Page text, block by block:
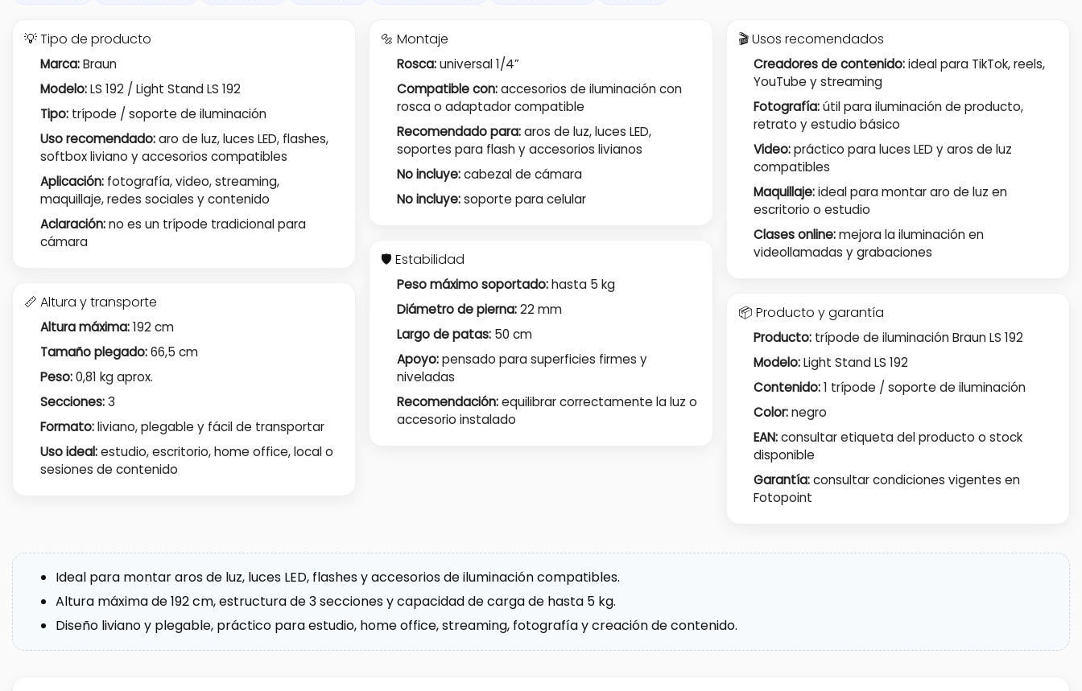
💡 Tipo de producto
Marca:Braun
Modelo:LS 192 / Light Stand LS 192
Tipo:trípode / soporte de iluminación
Uso recomendado:aro de luz, luces LED, flashes,
softbox liviano y accesorios compatibles
Aplicación:fotografía, video, streaming,
maquillaje, redes sociales y contenido
Aclaración:no es un trípode tradicional para
cámara
📏 Altura y transporte
Altura máxima:192 cm
Tamaño plegado:66,5 cm
Peso:0,81 kg aprox.
Secciones:3
Formato:liviano, plegable y fácil de transportar
Uso ideal:estudio, escritorio, home office, local o
sesiones de contenido
🔩 Montaje
Rosca:universal 1/4”
Compatible con:accesorios de iluminación con
rosca o adaptador compatible
Recomendado para:aros de luz, luces LED,
soportes para flash y accesorios livianos
No incluye:cabezal de cámara
No incluye:soporte para celular
🛡️ Estabilidad
Peso máximo soportado:hasta 5 kg
Diámetro de pierna:22 mm
Largo de patas: 50 cm
Apoyo:pensado para superficies firmes y
niveladas
Recomendación:equilibrar correctamente la luz o
accesorio instalado
🎬 Usos recomendados
Creadores de contenido:ideal para TikTok, reels,
YouTube y streaming
Fotografía:útil para iluminación de producto,
retrato y estudio básico
Video:práctico para luces LED y aros de luz
compatibles
Maquillaje:ideal para montar aro de luz en
escritorio o estudio
Clases online:mejora la iluminación en
videollamadas y grabaciones
📦 Producto y garantía
Producto: trípode de iluminación Braun LS 192
Modelo:Light Stand LS 192
Contenido:1 trípode / soporte de iluminación
Color:negro
EAN:consultar etiqueta del producto o stock
disponible
Garantía:consultar condiciones vigentes en
Fotopoint
Ideal para montar aros de luz, luces LED, flashes y accesorios de iluminación compatibles.
Altura máxima de 192 cm, estructura de 3 secciones y capacidad de carga de hasta 5 kg.
Diseño liviano y plegable, práctico para estudio, home office, streaming, fotografía y creación de contenido.